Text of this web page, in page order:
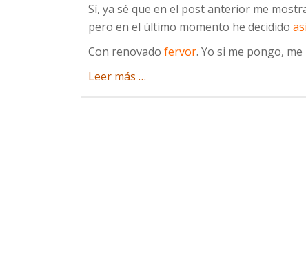
Sí, ya sé que en el post anterior me
pero en el último momento he decidido
Con renovado fervor. Yo si me pongo,
Leer más acerca
…